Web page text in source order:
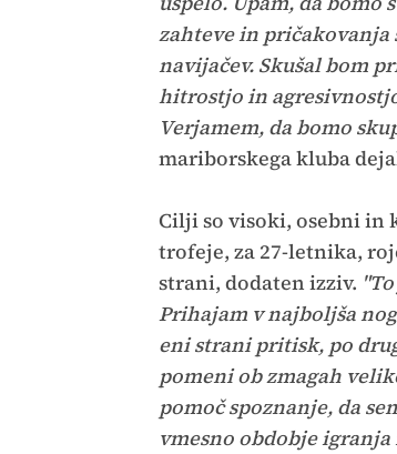
zahteve in pričakovanja
navijačev. Skušal bom
hitrostjo in
Verjamem, da bomo
mariborskega kluba
Cilji so visoki, osebni in
trofeje, za 27-letnika,
strani, dodaten izziv.
Prihajam v najboljša
eni strani pritisk, po
pomeni ob zmagah
pomoč spoznanje, da
vmesno obdobje